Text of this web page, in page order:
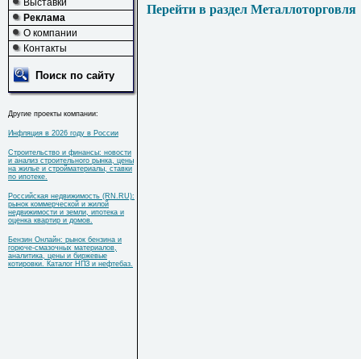
Выставки
Реклама
О компании
Контакты
Поиск по сайту
Другие проекты компании:
Инфляция в 2026 году в России
Строительство и финансы: новости
и анализ строительного рынка, цены
на жилье и стройматериалы, ставки
по ипотеке.
Российская недвижимость (RN.RU):
рынок коммерческой и жилой
недвижимости и земли, ипотека и
оценка квартир и домов.
Бензин Онлайн: рынок бензина и
горюче-смазочных материалов,
аналитика, цены и биржевые
котировки. Каталог НПЗ и нефтебаз.
Перейти в раздел Металлоторговля